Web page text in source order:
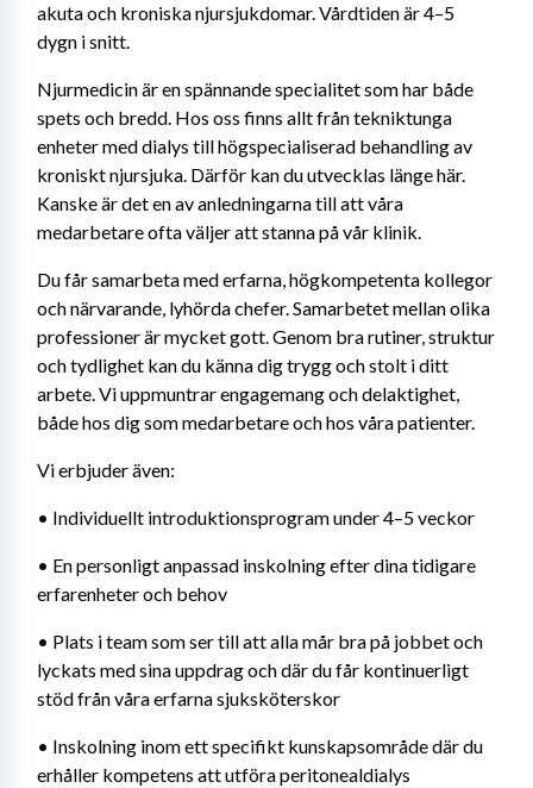
akuta och kroniska njursjukdomar. Vårdtiden är 4–5
dygn i snitt.
Njurmedicin är en spännande specialitet som har både
spets och bredd. Hos oss finns allt från tekniktunga
enheter med dialys till högspecialiserad behandling av
kroniskt njursjuka. Därför kan du utvecklas länge här.
Kanske är det en av anledningarna till att våra
medarbetare ofta väljer att stanna på vår klinik.
Du får samarbeta med erfarna, högkompetenta kollegor
och närvarande, lyhörda chefer. Samarbetet mellan olika
professioner är mycket gott. Genom bra rutiner, struktur
och tydlighet kan du känna dig trygg och stolt i ditt
arbete. Vi uppmuntrar engagemang och delaktighet,
både hos dig som medarbetare och hos våra patienter.
Vi erbjuder även:
• Individuellt introduktionsprogram under 4–5 veckor
• En personligt anpassad inskolning efter dina tidigare
erfarenheter och behov
• Plats i team som ser till att alla mår bra på jobbet och
lyckats med sina uppdrag och där du får kontinuerligt
stöd från våra erfarna sjuksköterskor
• Inskolning inom ett specifikt kunskapsområde där du
erhåller kompetens att utföra peritonealdialys